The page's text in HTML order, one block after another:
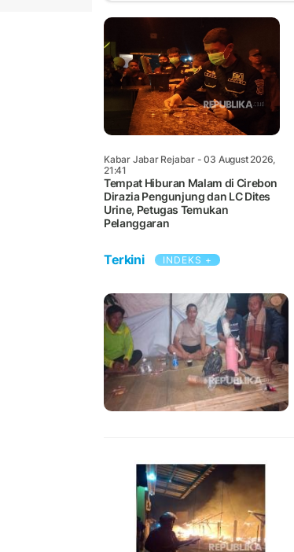
Kabar Jabar Rejabar - 03 August 2026,
21:41
Tempat Hiburan Malam di Cirebon
Dirazia Pengunjung dan LC Dites
Urine, Petugas Temukan
Pelanggaran
Terkini INDEKS +